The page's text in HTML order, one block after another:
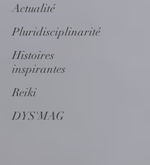
Actualité
Pluridisciplinarité
Histoires
inspirantes
Reiki
DYS'MAG